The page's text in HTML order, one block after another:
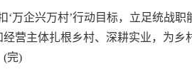
企兴万村’行动目标，立足统战职
营主体扎根乡村、深耕实业，为
(完)